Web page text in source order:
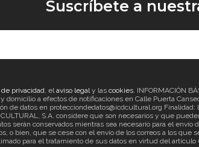
Suscríbete a
de privacidad, elaviso legaly las cookies. INFORMACIÓN
y domicilio a efectos de notificaciones en Calle Puerta
de datos en protecciondedatos@icdcultural.org
CULTURAL, S.A. considere que son necesarios y que
serán conservados mientras sea necesario para el
o bien, que se cese con el envío de los correos a los
para el tratamiento de sus datos en virtud del